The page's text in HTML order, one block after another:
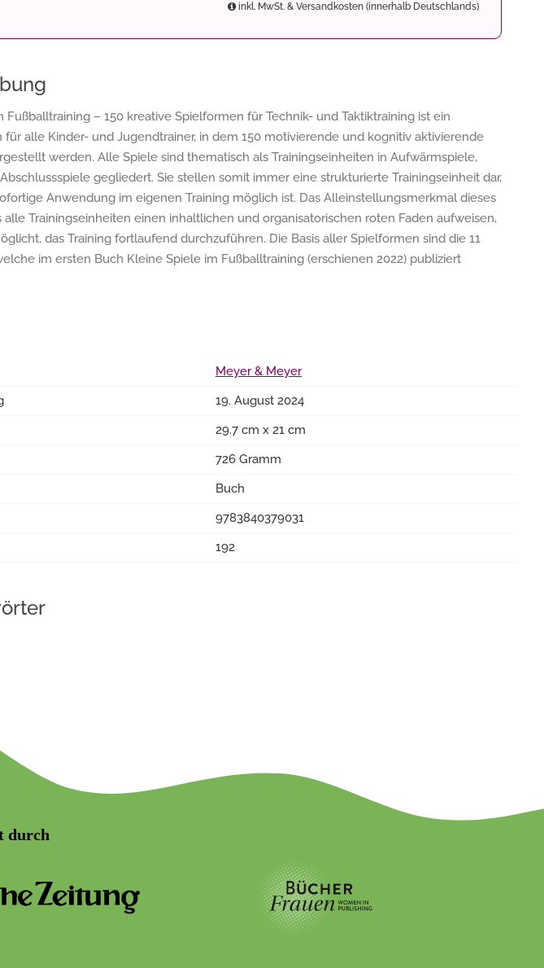
inkl. MwSt. & Versandkosten (innerhalb Deutschlands)
Fußballtraining – 150 kreative Spielformen für Technik- und Taktiktraining ist ein
für alle Kinder- und Jugendtrainer, in dem 150 motivierende und kognitiv aktivierende
werden. Alle Spiele sind thematisch als Trainingseinheiten in Aufwärmspiele,
gegliedert. Sie stellen somit immer eine strukturierte Trainingseinheit dar,
Anwendung im eigenen Training möglich ist. Das Alleinstellungsmerkmal dieses
alle Trainingseinheiten einen inhaltlichen und organisatorischen roten Faden aufweisen,
das Training fortlaufend durchzuführen. Die Basis aller Spielformen sind die 11
im ersten Buch Kleine Spiele im Fußballtraining (erschienen 2022) publiziert
Meyer & Meyer
19. August 2024
29.7 cm x 21 cm
726 Gramm
Buch
9783840379031
192
durch